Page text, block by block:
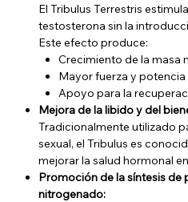
El Tribulus Terrestris
testosterona sin la
Este efecto produce:
Crecimiento de la masa
Mayor fuerza y potencia
Apoyo para la
Mejora de la libido y del
Tradicionalmente utilizado
sexual, el Tribulus es
mejorar la salud hormonal
Promoción de la síntesis de
nitrogenado: